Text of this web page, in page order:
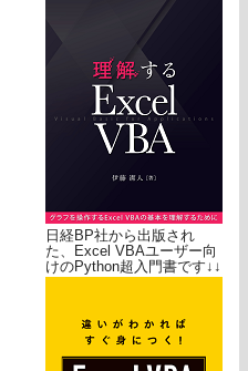
日経BP社から出版され
た、Excel VBAユーザー向
けのPython超入門書です↓↓